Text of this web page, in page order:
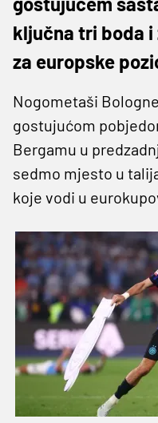
ključna tri boda
za europske
Nogometaši
gostujućom
Bergamu u
sedmo mjesto u
koje vodi u